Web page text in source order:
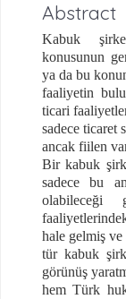
Abstract
Kabuk
konusunun
ya da bu
faaliyetin
ticari
sadece ticaret
ancak fiilen
Bir kabuk
sadece bu
olabileceği
hale gelmiş
tür kabuk
görünüş
hem Türk